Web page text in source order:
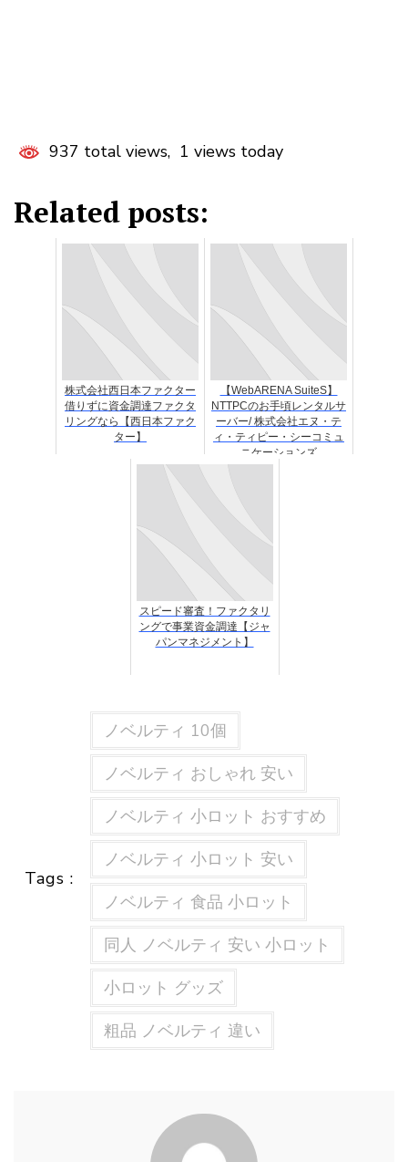
937 total views, 1 views today
Related posts:
株式会社西日本ファクター
借りずに資金調達ファクタ
リングなら【西日本ファク
ター】
【WebARENA SuiteS】
NTTPCのお手頃レンタルサ
ーバー/ 株式会社エヌ・テ
ィ・ティピー・シーコミュ
ニケーションズ
スピード審査！ファクタリ
ングで事業資金調達【ジャ
パンマネジメント】
Tags :
ノベルティ 10個
ノベルティ おしゃれ 安い
ノベルティ 小ロット おすすめ
ノベルティ 小ロット 安い
ノベルティ 食品 小ロット
同人 ノベルティ 安い 小ロット
小ロット グッズ
粗品 ノベルティ 違い